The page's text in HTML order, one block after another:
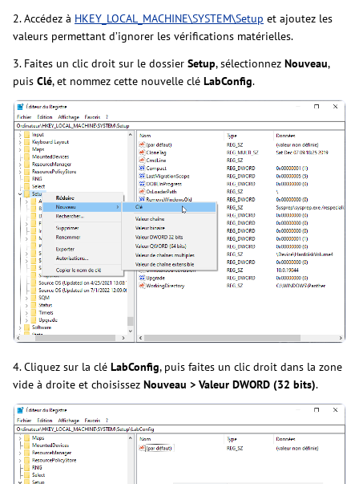
2. Accédez à HKEY_LOCAL_MACHINE\SYSTEM\Setup et ajoutez les
valeurs permettant d’ignorer les vérifications matérielles.
3. Faites un clic droit sur le dossier Setup, sélectionnez Nouveau,
puis Clé, et nommez cette nouvelle clé LabConfig.
4. Cliquez sur la clé LabConfig, puis faites un clic droit dans la zone
vide à droite et choisissez Nouveau > Valeur DWORD (32 bits).